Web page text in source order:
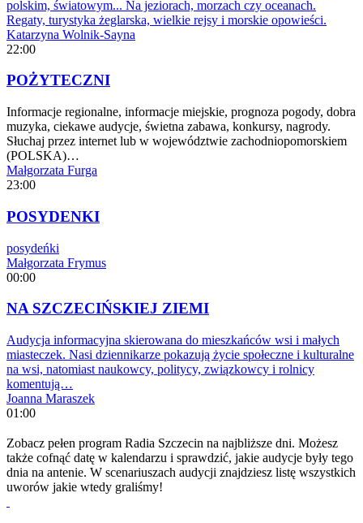
polskim, światowym... Na jeziorach, morzach czy oceanach.
Regaty, turystyka żeglarska, wielkie rejsy i morskie opowieści.
Katarzyna Wolnik-Sayna
22:00
POŻYTECZNI
Informacje regionalne, informacje miejskie, prognoza pogody, dobra
muzyka, ciekawe audycje, świetna zabawa, konkursy, nagrody.
Słuchaj przez internet lub w województwie zachodniopomorskiem
(POLSKA)…
Małgorzata Furga
23:00
POSYDENKI
posydeńki
Małgorzata Frymus
00:00
NA SZCZECIŃSKIEJ ZIEMI
Audycja informacyjna skierowana do mieszkańców wsi i małych
miasteczek. Nasi dziennikarze pokazują życie społeczne i kulturalne
na wsi, natomiast naukowcy, politycy, związkowcy i rolnicy
komentują…
Joanna Maraszek
01:00
Zobacz pełen program Radia Szczecin na najbliższe dni. Możesz
także cofnąć datę w kalendarzu i sprawdzić, jakie audycje były tego
dnia na antenie. W scenariuszach audycji znajdziesz listę wszystkich
uworów jakie wtedy graliśmy!